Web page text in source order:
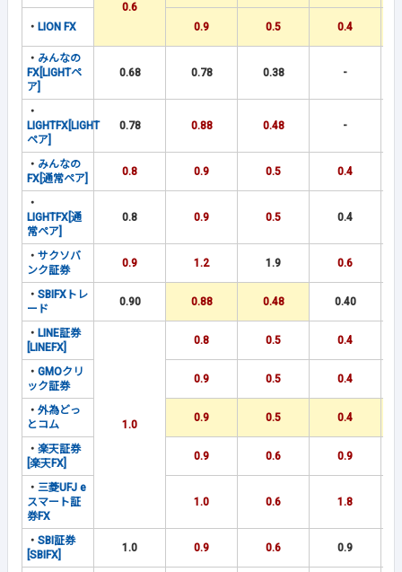
0.6
・ LION FX 0.9 0.5 0.4
・ みんなの
FX[LIGHTペ
ア]
0.68 0.78 0.38 -
・
LIGHTFX[LIGHT
ペア]
0.78 0.88 0.48 -
・ みんなの
FX[通常ペア]
0.8 0.9 0.5 0.4
・
LIGHTFX[通
常ペア]
0.8 0.9 0.5 0.4
・ サクソバ
ンク証券
0.9 1.2 1.9 0.6
・ SBIFXトレ
ード
0.90 0.88 0.48 0.40
・ LINE証券
[LINEFX]
1.0
0.8 0.5 0.4
・ GMOクリ
ック証券
0.9 0.5 0.4
・ 外為どっ
とコム
0.9 0.5 0.4
・ 楽天証券
[楽天FX]
0.9 0.6 0.9
・ 三菱UFJ e
スマート証
券FX
1.0 0.6 1.8
・ SBI証券
[SBIFX]
1.0 0.9 0.6 0.9